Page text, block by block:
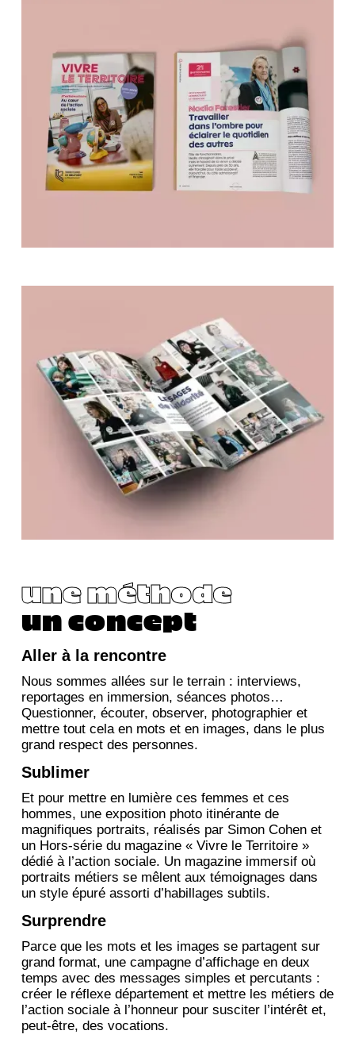
une méthode
un concept
Aller à la rencontre
Nous sommes allées sur le terrain : interviews,
reportages en immersion, séances photos…
Questionner, écouter, observer, photographier et
mettre tout cela en mots et en images, dans le plus
grand respect des personnes.
Sublimer
Et pour mettre en lumière ces femmes et ces
hommes, une exposition photo itinérante de
magnifiques portraits, réalisés par Simon Cohen et
un Hors-série du magazine « Vivre le Territoire »
dédié à l’action sociale. Un magazine immersif où
portraits métiers se mêlent aux témoignages dans
un style épuré assorti d’habillages subtils.
Surprendre
Parce que les mots et les images se partagent sur
grand format, une campagne d’affichage en deux
temps avec des messages simples et percutants :
créer le réflexe département et mettre les métiers de
l’action sociale à l’honneur pour susciter l’intérêt et,
peut-être, des vocations.